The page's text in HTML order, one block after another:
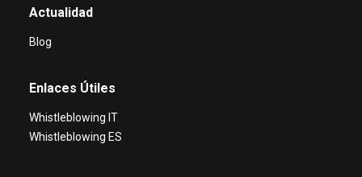
Actualidad
Blog
Enlaces Útiles
Whistleblowing IT
Whistleblowing ES